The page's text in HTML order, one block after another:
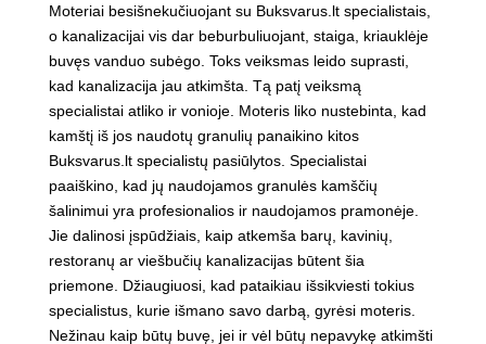
Moteriai besišnekučiuojant su Buksvarus.lt specialistais,
o kanalizacijai vis dar beburbuliuojant, staiga, kriauklėje
buvęs vanduo subėgo. Toks veiksmas leido suprasti,
kad kanalizacija jau atkimšta. Tą patį veiksmą
specialistai atliko ir vonioje. Moteris liko nustebinta, kad
kamštį iš jos naudotų granulių panaikino kitos
Buksvarus.lt specialistų pasiūlytos. Specialistai
paaiškino, kad jų naudojamos granulės kamščių
šalinimui yra profesionalios ir naudojamos pramonėje.
Jie dalinosi įspūdžiais, kaip atkemša barų, kavinių,
restoranų ar viešbučių kanalizacijas būtent šia
priemone. Džiaugiuosi, kad pataikiau išsikviesti tokius
specialistus, kurie išmano savo darbą, gyrėsi moteris.
Nežinau kaip būtų buvę, jei ir vėl būtų nepavykę atkimšti